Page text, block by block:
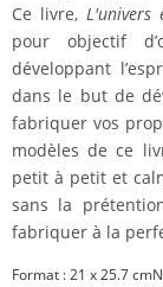
Ce livre, L'univers
pour objectif
développant
dans le but de
fabriquer vos
modèles de ce
petit à petit et
sans la
fabriquer à la
Format : 21 x 25.7